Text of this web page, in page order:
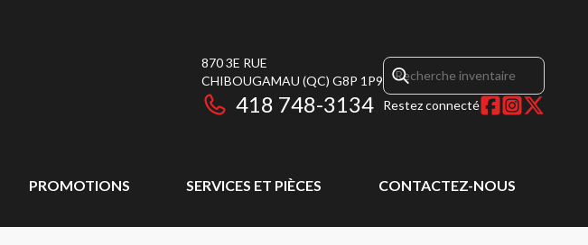
870 3E RUE
CHIBOUGAMAU (QC) G8P 1P9
418 748-3134 Restez connecté
PROMOTIONS SERVICES ET PIÈCES CONTACTEZ-NOUS